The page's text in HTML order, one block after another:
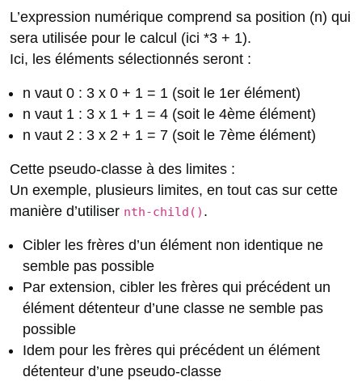
L’expression numérique comprend sa position (n) qui
sera utilisée pour le calcul (ici *3 + 1).
Ici, les éléments sélectionnés seront :
n vaut 0 : 3 x 0 + 1 = 1 (soit le 1er élément)
n vaut 1 : 3 x 1 + 1 = 4 (soit le 4ème élément)
n vaut 2 : 3 x 2 + 1 = 7 (soit le 7ème élément)
Cette pseudo-classe à des limites :
Un exemple, plusieurs limites, en tout cas sur cette
manière d’utiliser nth-child() .
Cibler les frères d’un élément non identique ne
semble pas possible
Par extension, cibler les frères qui précédent un
élément détenteur d’une classe ne semble pas
possible
Idem pour les frères qui précédent un élément
détenteur d’une pseudo-classe